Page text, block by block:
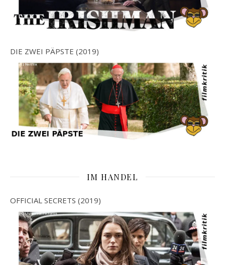
DIE ZWEI PÄPSTE (2019)
IM HANDEL
OFFICIAL SECRETS (2019)